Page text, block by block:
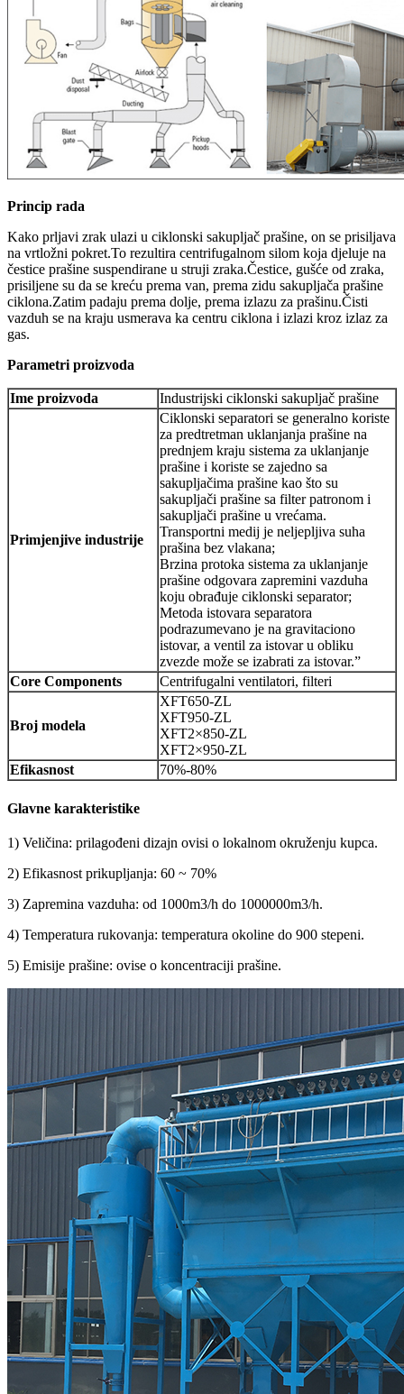
Princip rada
Kako prljavi zrak ulazi u ciklonski sakupljač prašine, on se prisiljava
na vrtložni pokret.To rezultira centrifugalnom silom koja djeluje na
čestice prašine suspendirane u struji zraka.Čestice, gušće od zraka,
prisiljene su da se kreću prema van, prema zidu sakupljača prašine
ciklona.Zatim padaju prema dolje, prema izlazu za prašinu.Čisti
vazduh se na kraju usmerava ka centru ciklona i izlazi kroz izlaz za
gas.
Parametri proizvoda
Ime proizvoda Industrijski ciklonski sakupljač prašine
Primjenjive industrije
Ciklonski separatori se generalno koriste
za predtretman uklanjanja prašine na
prednjem kraju sistema za uklanjanje
prašine i koriste se zajedno sa
sakupljačima prašine kao što su
sakupljači prašine sa filter patronom i
sakupljači prašine u vrećama.
Transportni medij je neljepljiva suha
prašina bez vlakana;
Brzina protoka sistema za uklanjanje
prašine odgovara zapremini vazduha
koju obrađuje ciklonski separator;
Metoda istovara separatora
podrazumevano je na gravitaciono
istovar, a ventil za istovar u obliku
zvezde može se izabrati za istovar.”
Core Components
Centrifugalni ventilatori, filteri
Broj modela
XFT650-ZL
XFT950-ZL
XFT2×850-ZL
XFT2×950-ZL
Efikasnost
70%-80%
Glavne karakteristike
1) Veličina: prilagođeni dizajn ovisi o lokalnom okruženju kupca.
2) Efikasnost prikupljanja: 60 ~ 70%
3) Zapremina vazduha: od 1000m3/h do 1000000m3/h.
4) Temperatura rukovanja: temperatura okoline do 900 stepeni.
5) Emisije prašine: ovise o koncentraciji prašine.